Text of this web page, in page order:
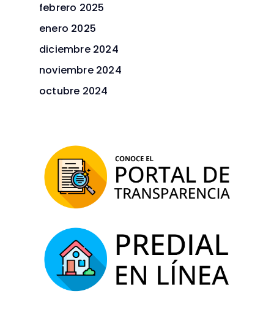
febrero 2025
enero 2025
diciembre 2024
noviembre 2024
octubre 2024